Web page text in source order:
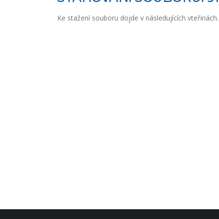
Ke stažení souboru dojde v následujících